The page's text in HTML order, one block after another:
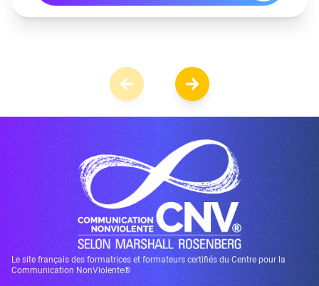
Le site français des formatrices et formateurs certifiés du Centre pour la
Communication NonViolente®